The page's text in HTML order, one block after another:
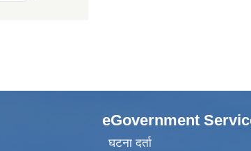
eGovernment
घटना दर्ता